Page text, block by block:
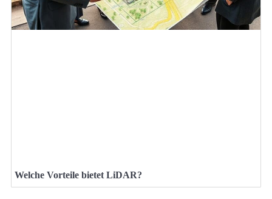
Welche Vorteile bietet LiDAR?